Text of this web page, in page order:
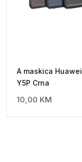
A maskica Huawei
Y5P Crna
10,00 KM